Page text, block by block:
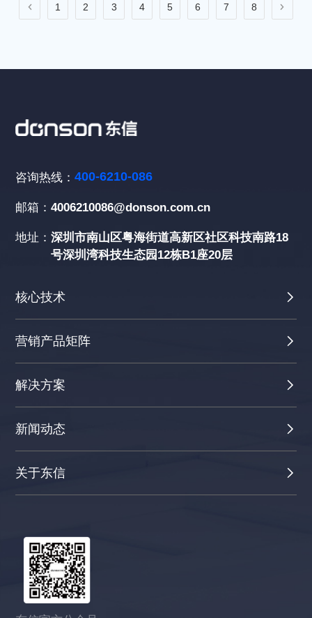
1 2 3 4 5 6 7 8
咨询热线：400-6210-086
邮箱：4006210086@donson.com.cn
地址：深圳市南山区粤海街道高新区社区科技南路18
号深圳湾科技生态园12栋B1座20层
核心技术
营销产品矩阵
解决方案
新闻动态
关于东信